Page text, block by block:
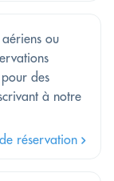
ou
des
à notre
réservation